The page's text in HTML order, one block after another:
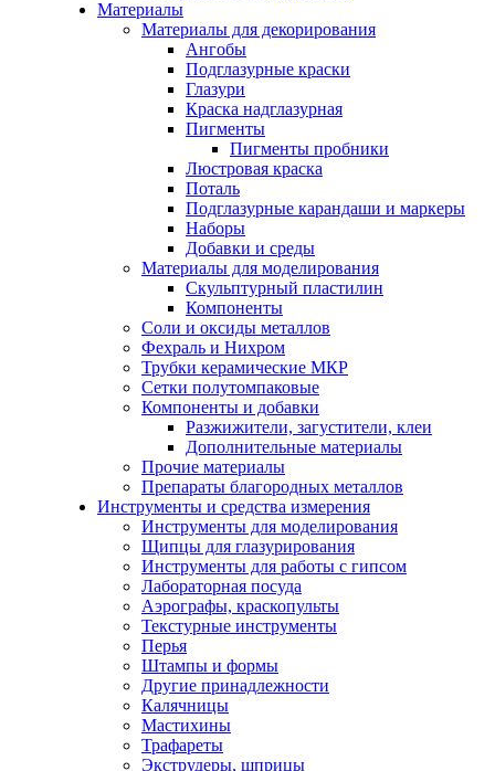
Материалы
Материалы для декорирования
Ангобы
Подглазурные краски
Глазури
Краска надглазурная
Пигменты
Пигменты пробники
Люстровая краска
Поталь
Подглазурные карандаши и маркеры
Наборы
Добавки и среды
Материалы для моделирования
Скульптурный пластилин
Компоненты
Соли и оксиды металлов
Фехраль и Нихром
Трубки керамические МКР
Сетки полутомпаковые
Компоненты и добавки
Разжижители, загустители, клеи
Дополнительные материалы
Прочие материалы
Препараты благородных металлов
Инструменты и средства измерения
Инструменты для моделирования
Щипцы для глазурирования
Инструменты для работы с гипсом
Лабораторная посуда
Аэрографы, краскопульты
Текстурные инструменты
Перья
Штампы и формы
Другие принадлежности
Калячницы
Мастихины
Трафареты
Экструдеры, шприцы